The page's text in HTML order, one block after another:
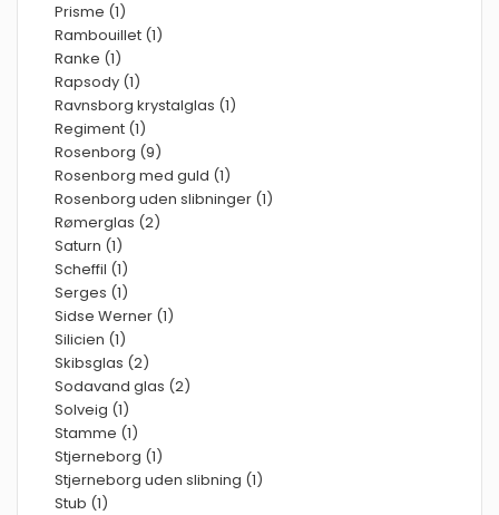
Prisme (1)
Rambouillet (1)
Ranke (1)
Rapsody (1)
Ravnsborg krystalglas (1)
Regiment (1)
Rosenborg (9)
Rosenborg med guld (1)
Rosenborg uden slibninger (1)
Rømerglas (2)
Saturn (1)
Scheffil (1)
Serges (1)
Sidse Werner (1)
Silicien (1)
Skibsglas (2)
Sodavand glas (2)
Solveig (1)
Stamme (1)
Stjerneborg (1)
Stjerneborg uden slibning (1)
Stub (1)